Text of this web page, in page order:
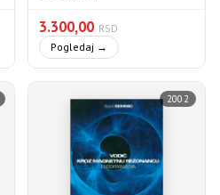
3.300,00 RSD
Pogledaj →
2002